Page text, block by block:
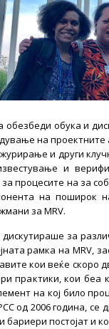
обука и
на
и други
и
процесите на за
на поширок
за MRV.
за
рамка на MRV,
кои веќе скоро
практики, кои беа
на кој било
од 2006 година,
постојат и